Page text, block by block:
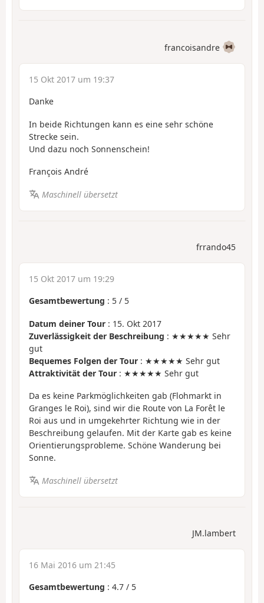
francoisandre
15 Okt 2017 um 19:37
Danke
In beide Richtungen kann es eine sehr schöne
Strecke sein.
Und dazu noch Sonnenschein!
François André
Maschinell übersetzt
frrando45
15 Okt 2017 um 19:29
Gesamtbewertung : 5 / 5
Datum deiner Tour : 15. Okt 2017
Zuverlässigkeit der Beschreibung : ★★★★★ Sehr
gut
Bequemes Folgen der Tour : ★★★★★ Sehr gut
Attraktivität der Tour : ★★★★★ Sehr gut
Da es keine Parkmöglichkeiten gab (Flohmarkt in
Granges le Roi), sind wir die Route von La Forêt le
Roi aus und in umgekehrter Richtung wie in der
Beschreibung gelaufen. Mit der Karte gab es keine
Orientierungsprobleme. Schöne Wanderung bei
Sonne.
Maschinell übersetzt
JM.lambert
16 Mai 2016 um 21:45
Gesamtbewertung : 4.7 / 5